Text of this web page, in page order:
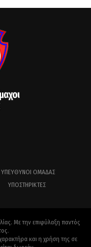
ΥΠΕΎΘΥΝΟΙ ΟΜΆΔΑΣ
ΥΠΟΣΤΗΡΙΚΤΈΣ
Με την επιφύλαξη παντός
και η χρήση της σε